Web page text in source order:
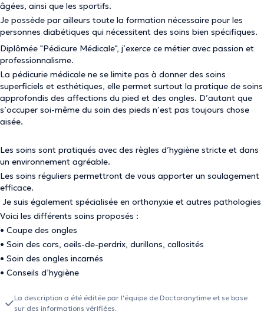
âgées, ainsi que les sportifs.
Je possède par ailleurs toute la formation nécessaire pour les
personnes diabétiques qui nécessitent des soins bien spécifiques.
Diplômée "Pédicure Médicale", j’exerce ce métier avec passion et
professionnalisme.
La pédicurie médicale ne se limite pas à donner des soins
superficiels et esthétiques, elle permet surtout la pratique de soins
approfondis des affections du pied et des ongles. Dʼautant que
sʼoccuper soi-même du soin des pieds n’est pas toujours chose
aisée.
Les soins sont pratiqués avec des règles d’hygiène stricte et dans
un environnement agréable.
Les soins réguliers permettront de vous apporter un soulagement
efficace.
Je suis également spécialisée en orthonyxie et autres pathologies
Voici les différents soins proposés :
• Coupe des ongles
• Soin des cors, oeils-de-perdrix, durillons, callosités
• Soin des ongles incarnés
• Conseils d’hygiène
La description a été éditée par l'équipe de Doctoranytime et se base
sur des informations vérifiées.